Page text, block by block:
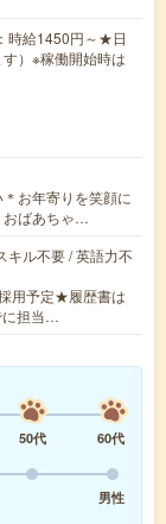
時給1450円～★日
）※稼働開始時は
お年寄りを笑顔に
おばあちゃ…
キル不要 / 英語力不
用予定★履歴書は
に担当…
50代
60代
男性